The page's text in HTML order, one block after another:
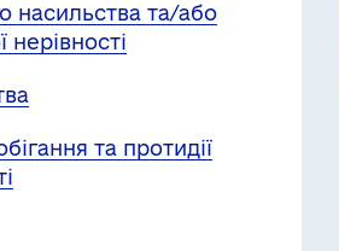
насильства та/або
та протидії